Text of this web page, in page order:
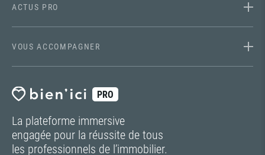
PRO
La plateforme immersive
engagée pour la réussite de tous
les professionnels de l’immobilier.
ACTUS PRO
VOUS ACCOMPAGNER